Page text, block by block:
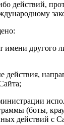
действий,
имени другого
действия,
(боты,
действий с